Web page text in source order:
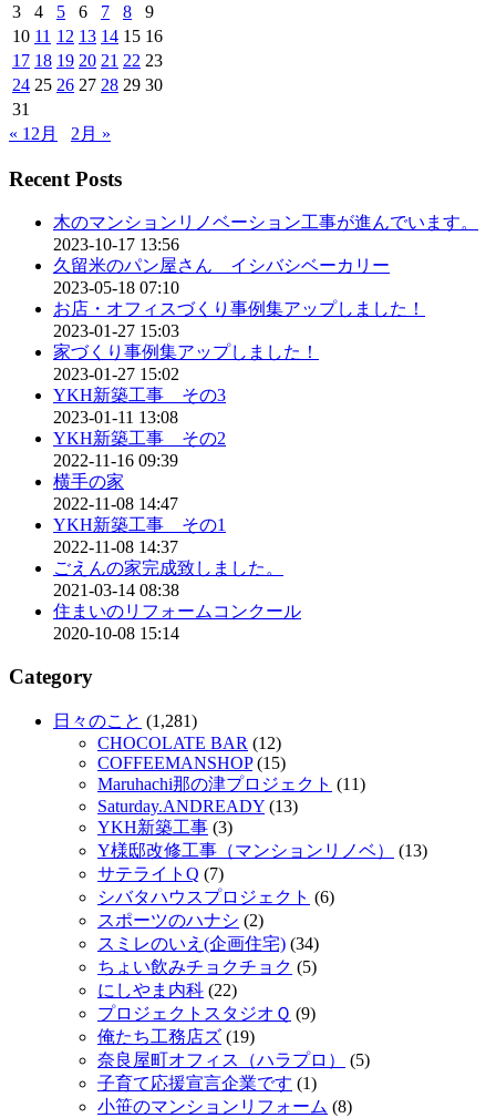
3
4 5 6 7 8
9
10 11 12 13 14 15 16
17 18 19 20 21 22 23
24 25 26 27 28 29 30
31
« 12月
2月 »
Recent Posts
木のマンションリノベーション工事が進んでいます。
2023-10-17 13:56
久留米のパン屋さん イシバシベーカリー
2023-05-18 07:10
お店・オフィスづくり事例集アップしました！
2023-01-27 15:03
家づくり事例集アップしました！
2023-01-27 15:02
YKH新築工事 その3
2023-01-11 13:08
YKH新築工事 その2
2022-11-16 09:39
横手の家
2022-11-08 14:47
YKH新築工事 その1
2022-11-08 14:37
ごえんの家完成致しました。
2021-03-14 08:38
住まいのリフォームコンクール
2020-10-08 15:14
Category
日々のこと (1,281)
CHOCOLATE BAR (12)
COFFEEMANSHOP(15)
Maruhachi那の津プロジェクト (11)
Saturday.ANDREADY (13)
YKH新築工事 (3)
Y様邸改修工事（マンションリノベ）
(13)
サテライトQ (7)
シバタハウスプロジェクト (6)
スポーツのハナシ (2)
スミレのいえ(企画住宅) (34)
ちょい飲みチョクチョク (5)
にしやま内科 (22)
プロジェクトスタジオＱ (9)
俺たち工務店ズ (19)
奈良屋町オフィス（ハラプロ）
(5)
子育て応援宣言企業です (1)
小笹のマンションリフォーム (8)